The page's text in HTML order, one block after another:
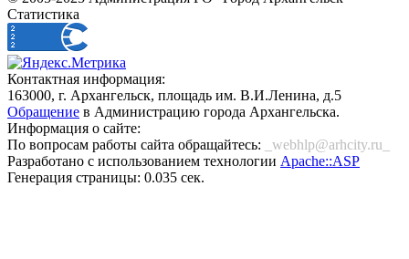
Статистика
Контактная информация:
163000, г. Архангельск, площадь им. В.И.Ленина, д.5
Обращение в Администрацию города Архангельска.
Информация о сайте:
По вопросам работы сайта обращайтесь:
_webhlp@arhcity.ru_
Разработано с использованием технологии Apache::ASP
Генерация страницы: 0.035 сек.